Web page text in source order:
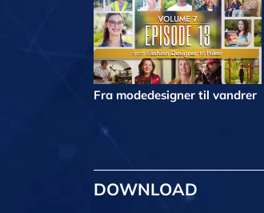
Fra modedesigner til vandrer
DOWNLOAD